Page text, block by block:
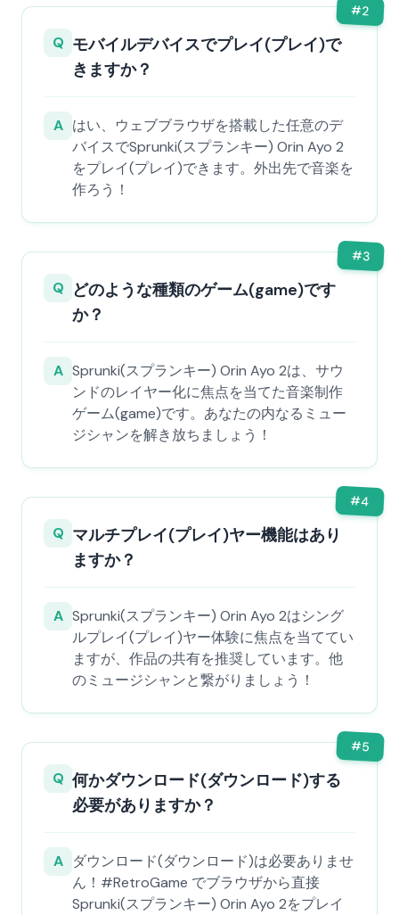
#2
Q モバイルデバイスでプレイ(プレイ)で
きますか？
A はい、ウェブブラウザを搭載した任意のデ
バイスでSprunki(スプランキー) Orin Ayo 2
をプレイ(プレイ)できます。外出先で音楽を
作ろう！
#3
Q どのような種類のゲーム(game)です
か？
A Sprunki(スプランキー) Orin Ayo 2は、サウ
ンドのレイヤー化に焦点を当てた音楽制作
ゲーム(game)です。あなたの内なるミュー
ジシャンを解き放ちましょう！
#4
Q マルチプレイ(プレイ)ヤー機能はあり
ますか？
A Sprunki(スプランキー) Orin Ayo 2はシング
ルプレイ(プレイ)ヤー体験に焦点を当ててい
ますが、作品の共有を推奨しています。他
のミュージシャンと繋がりましょう！
#5
Q 何かダウンロード(ダウンロード)する
必要がありますか？
A ダウンロード(ダウンロード)は必要ありませ
ん！#RetroGame でブラウザから直接
Sprunki(スプランキー) Orin Ayo 2をプレイ